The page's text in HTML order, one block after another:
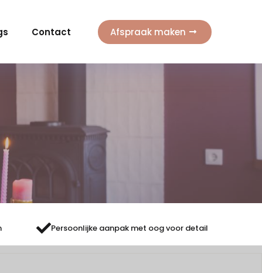
Contact Afspraak maken
Persoonlijke aanpak met oog voor detail